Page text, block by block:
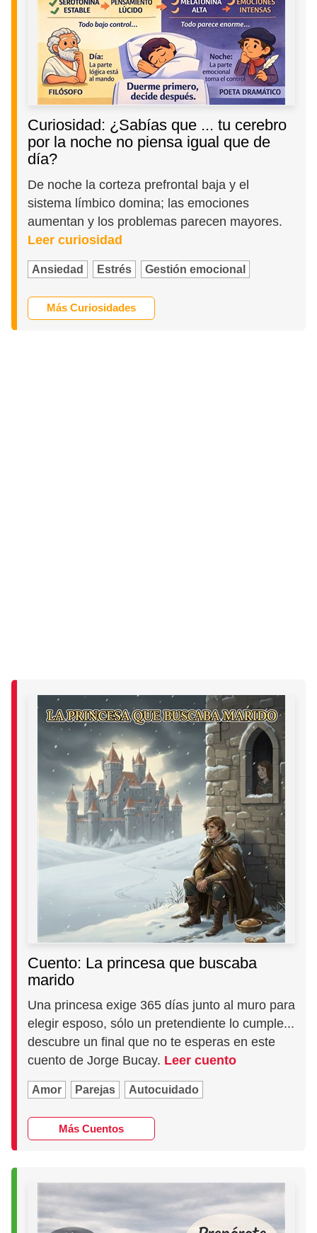
Curiosidad: ¿Sabías que ... tu cerebro
por la noche no piensa igual que de
día?
De noche la corteza prefrontal baja y el
sistema límbico domina; las emociones
aumentan y los problemas parecen mayores.
Leer curiosidad
Ansiedad Estrés Gestión emocional
Más Curiosidades
Cuento: La princesa que buscaba
marido
Una princesa exige 365 días junto al muro para
elegir esposo, sólo un pretendiente lo cumple...
descubre un final que no te esperas en este
cuento de Jorge Bucay. Leer cuento
Amor Parejas Autocuidado
Más Cuentos